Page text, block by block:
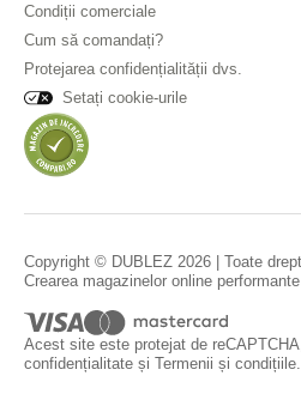
Condiții comerciale
Cum să comandați?
Protejarea confidențialității dvs.
Setați cookie-urile
Copyright © DUBLEZ 2026 | Toate
Crearea magazinelor online
Acest site este protejat de
confidențialitate și Termenii și condițiile.